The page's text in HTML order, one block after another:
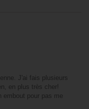
J'ai fais plusieurs
en plus très cher!
embout pour pas me